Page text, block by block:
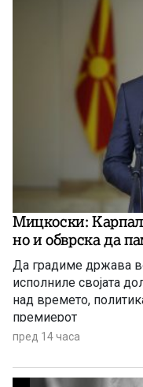
Мицкоски:
но и обврска да
Да градиме држава
исполниле својата
над времето,
премиерот
пред 14 часа